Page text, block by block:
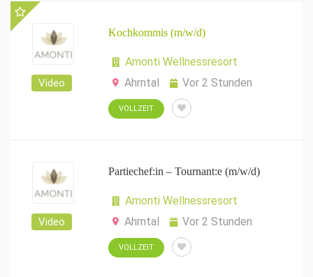
Video
Kochkommis (m/w/d)
Amonti Wellnessresort
Ahrntal
Vor 2 Stunden
VOLLZEIT
Video
Partiechef:in – Tournant:e (m/w/d)
Amonti Wellnessresort
Ahrntal
Vor 2 Stunden
VOLLZEIT